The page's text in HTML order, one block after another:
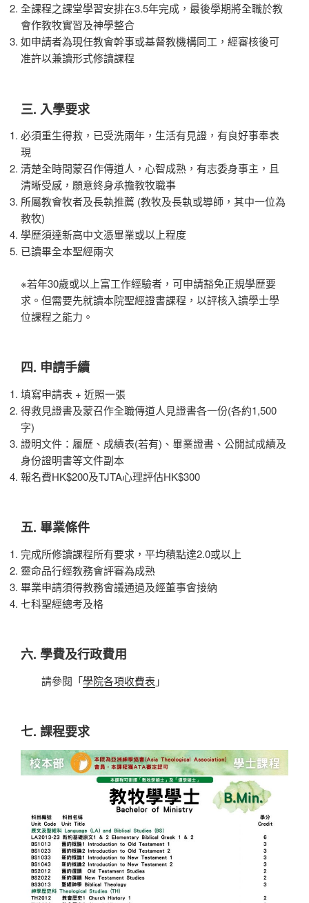
全課程之課堂學習安排在3.5年完成，最後學期將全職於教
會作教牧實習及神學整合
如申請者為現任教會幹事或基督教機構同工，經審核後可
准許以兼讀形式修讀課程
三. 入學要求
必須重生得救，已受洗兩年，生活有見證，有良好事奉表
現
清楚全時間蒙召作傳道人，心智成熟，有志委身事主，且
清晰受感，願意終身承擔教牧職事
所屬教會牧者及長執推薦 (教牧及長執或導師，其中一位為
教牧)
學歷須達新高中文憑畢業或以上程度
已讀畢全本聖經兩次
※若年30歲或以上富工作經驗者，可申請豁免正規學歷要
求。但需要先就讀本院聖經證書課程，以評核入讀學士學
位課程之能力。
四. 申請手續
填寫申請表 + 近照一張
得救見證書及蒙召作全職傳道人見證書各一份(各約1,500
字)
證明文件：履歷、成績表(若有)、畢業證書、公開試成績及
身份證明書等文件副本
報名費HK$200及TJTA心理評估HK$300
五. 畢業條件
完成所修讀課程所有要求，平均積點達2.0或以上
靈命品行經教務會評審為成熟
畢業申請須得教務會議通過及經董事會接納
七科聖經總考及格
六. 學費及行政費用
請參閱「學院各項收費表 」
七. 課程要求